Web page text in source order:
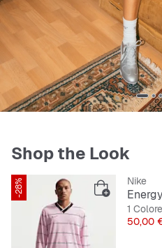
Shop the Look
-28% Nike
1 Colore
Prezzo
50,00